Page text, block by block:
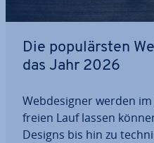
Die po­pu­lärs­ten
das Jahr 2026
Web­de­si­gner werden
freien Lauf lassen
Designs bis hin zu